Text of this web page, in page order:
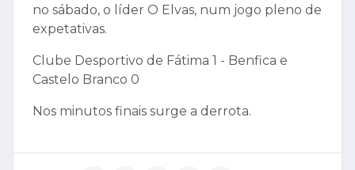
no sábado, o líder O Elvas, num jogo pleno de
expetativas.
Clube Desportivo de Fátima 1 - Benfica e
Castelo Branco 0
Nos minutos finais surge a derrota.